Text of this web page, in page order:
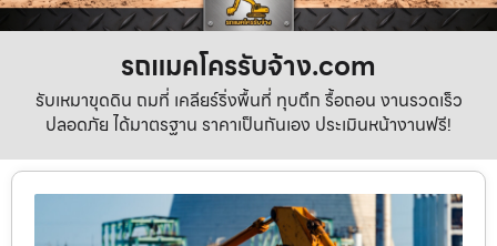
รถแมคโครรับจ้าง.com
รับเหมาขุดดิน ถมที่ เคลียร์ริ่งพื้นที่ ทุบตึก รื้อถอน งานรวดเร็ว
ปลอดภัย ได้มาตรฐาน ราคาเป็นกันเอง ประเมินหน้างานฟรี!